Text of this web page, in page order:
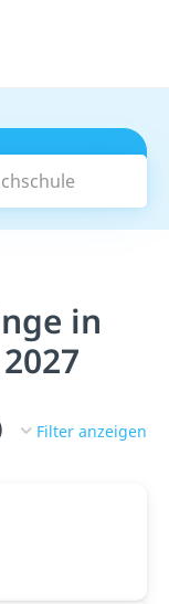
in
Filter anzeigen